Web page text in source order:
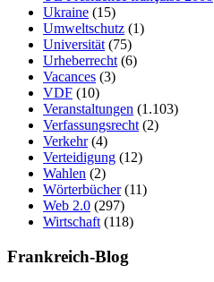
Ukraine (15)
Umweltschutz (1)
Universität (75)
Urheberrecht (6)
Vacances (3)
VDF (10)
Veranstaltungen (1.103)
Verfassungsrecht (2)
Verkehr(4)
Verteidigung (12)
Wahlen (2)
Wörterbücher(11)
Web 2.0 (297)
Wirtschaft (118)
Frankreich-Blog